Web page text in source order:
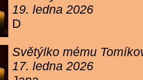
19. ledna 2026
D
Světýlko mému
17. ledna 2026